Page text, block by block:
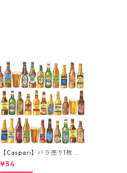
【Caspari】バラ売り1枚 ラ
ンチサイズ ペーパーナプキ
ン 99 Bottles ホワイト
¥54